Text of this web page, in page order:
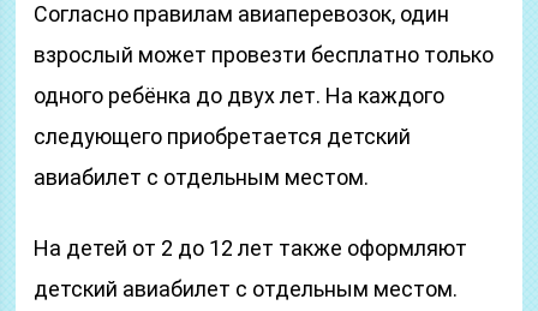
Согласно правилам авиаперевозок, один
взрослый может провезти бесплатно только
одного ребёнка до двух лет. На каждого
следующего приобретается детский
авиабилет с отдельным местом.
На детей от 2 до 12 лет также оформляют
детский авиабилет с отдельным местом.